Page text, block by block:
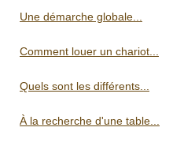
Une démarche globale...
Comment louer un chariot...
Quels sont les différents...
À la recherche d'une table...